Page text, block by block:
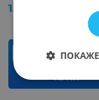
1.33
КУПИ